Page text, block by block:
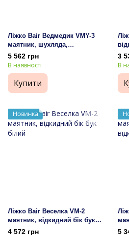
Ліжко Bair Ведмедик VMY-3
маятник, шухляда,
відкидний бік бук слонова
кістка
5 562 грн
В наявності
Купити
3
В
Новинка
Ліжко Bair Веселка VM-2
маятник, відкидний бік бук
білий
4 572 грн 5